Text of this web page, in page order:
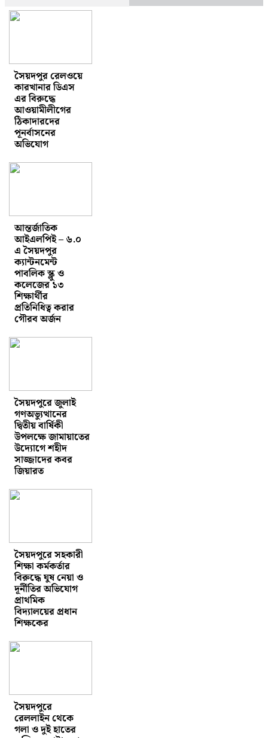
সৈয়দপুর রেলওয়ে
কারখানার ডিএস
এর বিরুদ্ধে
আওয়ামীলীগের
ঠিকাদারদের
পূনর্বাসনের
অভিযোগ
আন্তর্জাতিক
আইএলপিই – ৬.০
এ সৈয়দপুর
ক্যান্টনমেন্ট
পাবলিক স্ক্লু ও
কলেজের ১৩
শিক্ষার্থীর
প্রতিনিধিত্ব করার
গৌরব অর্জন
সৈয়দপুরে জুলাই
গণঅভ্যুত্থানের
দ্বিতীয় বার্ষিকী
উপলক্ষে জামায়াতের
উদ্যোগে শহীদ
সাজ্জাদের কবর
জিয়ারত
সৈয়দপুরে সহকারী
শিক্ষা কর্মকর্তার
বিরুদ্ধে ঘুষ নেয়া ও
দূর্নীতির অভিযোগ
প্রাথমিক
বিদ্যালয়ের প্রধান
শিক্ষকের
সৈয়দপুরে
রেললাইন থেকে
গলা ও দুই হাতের